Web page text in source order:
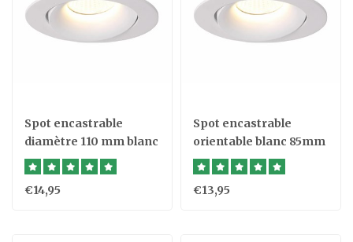
Spot encastrable
diamètre 110 mm blanc
inclinable 230V
€14,95
Spot encastrable
orientable blanc 85mm
230V
€13,95